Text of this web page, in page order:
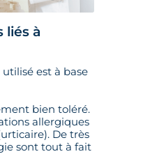
liés à
est à base
bien toléré.
allergiques
De très
sont tout à fait